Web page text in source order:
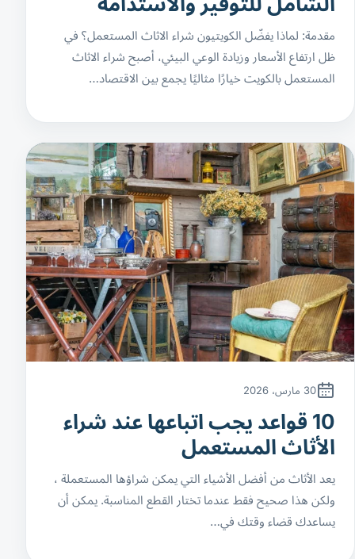
مقدمة: لماذا يفضّل الكويتيون شراء الاثاث المستعمل؟ في
ظل ارتفاع الأسعار وزيادة الوعي البيئي، أصبح شراء الاثاث
المستعمل بالكويت خيارًا مثاليًا يجمع بين الاقتصاد…
30 مارس، 2026
10 قواعد يجب اتباعها عند شراء
الأثاث المستعمل
يعد الأثاث من أفضل الأشياء التي يمكن شراؤها المستعملة ،
ولكن هذا صحيح فقط عندما تختار القطع المناسبة. يمكن أن
يساعدك قضاء وقتك في…